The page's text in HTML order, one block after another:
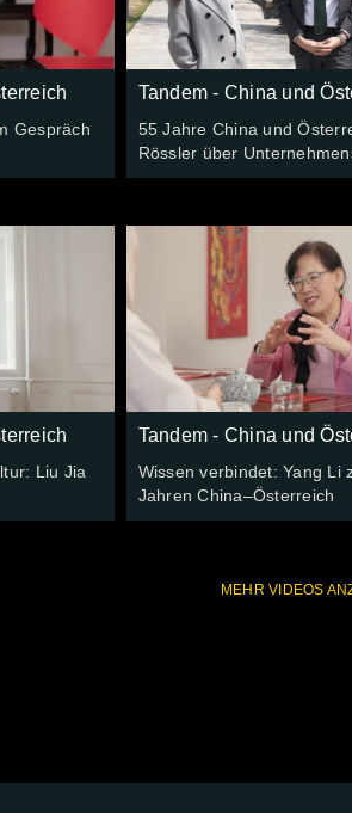
Gespräch
Tandem - China und
55 Jahre China und
Rössler über
Liu Jia
Tandem - China und
Wissen verbindet: Yang Li
Jahren China–Österreich
MEHR VIDEOS